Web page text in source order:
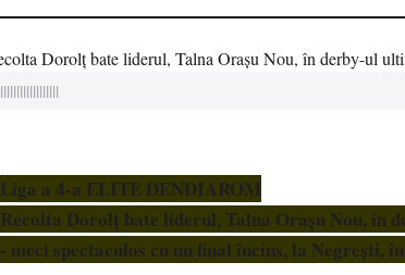
||||||||||||||||||
Liga a 4-a ELITE DENDIAROM
Recolta Dorolț bate liderul, Talna Orașu Nou, în
- meci spectaculos cu un final încins, la Negrești,